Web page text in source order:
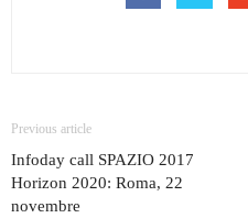
Previous article
Infoday call SPAZIO 2017
Horizon 2020: Roma, 22
novembre